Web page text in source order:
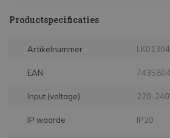
Productspecificaties
Artikelnummer
EAN
Input (voltage) 220-
IP waarde IP20